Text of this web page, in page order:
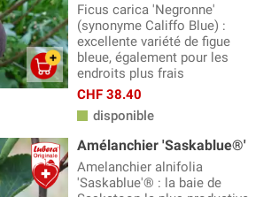
Ficus carica 'Negronne'
(synonyme Califfo Blue) :
excellente variété de figue
bleue, également pour les
endroits plus frais
CHF 38.40
disponible
Amélanchier 'Saskablue®'
Amelanchier alnifolia
'Saskablue'® : la baie de